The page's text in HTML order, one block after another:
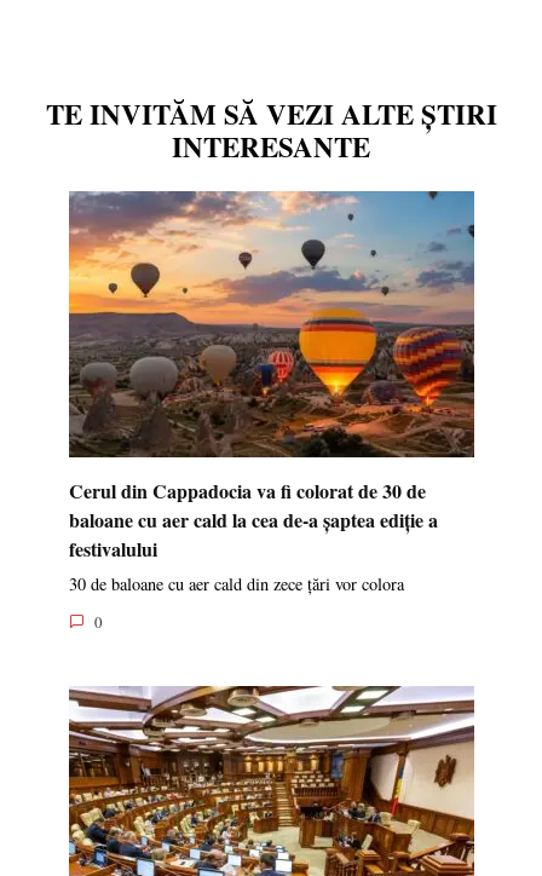
TE INVITĂM SĂ VEZI ALTE ȘTIRI
INTERESANTE
Cerul din Cappadocia va fi colorat de 30 de
baloane cu aer cald la cea de-a șaptea ediție a
festivalului
30 de baloane cu aer cald din zece țări vor colora
0